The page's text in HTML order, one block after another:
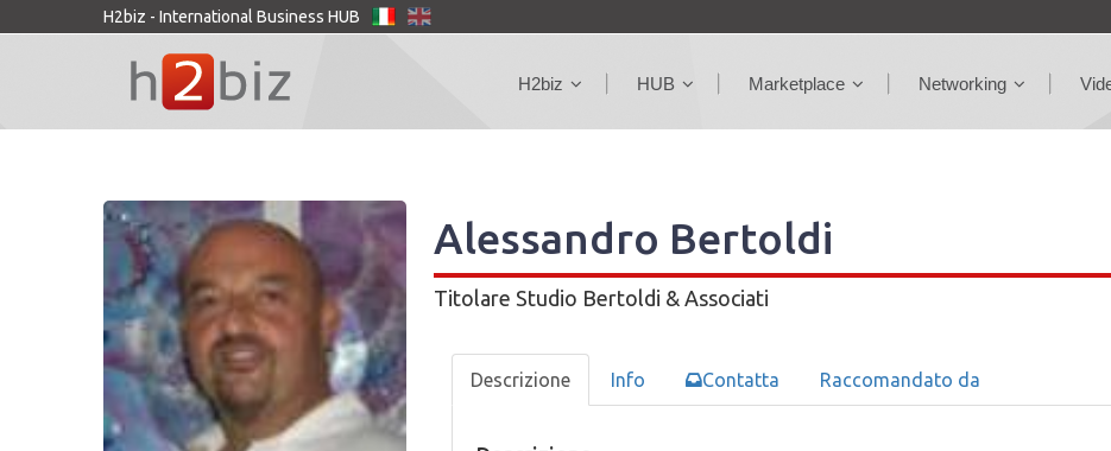
H2biz - International Business HUB
H2biz HUB Marketplace Networking
Alessandro Bertoldi
Titolare Studio Bertoldi & Associati
Descrizione Info Contatta Raccomandato da